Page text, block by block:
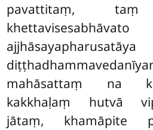
pavattitaṃ, taṃ
ajjhāsayapharusatāya
mahāsattaṃ na
kakkhaḷaṃ hutvā
jātaṃ, khamāpite